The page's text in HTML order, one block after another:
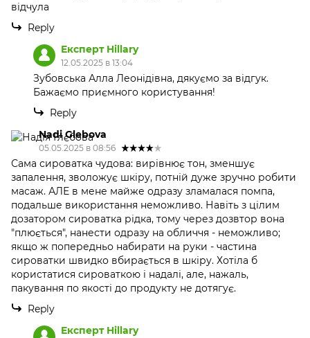
відчула
Reply
Експерт Hillary
12.05.2025 в 13:04
Зубовська Алла Леонідівна, дякуємо за відгук.
Бажаємо приємного користування!
Reply
Nadi Glebova
05.05.2025 в 08:56
Сама сироватка чудова: вирівнює тон, зменшує
запалення, зволожує шкіру, потній дуже зручно робити
масаж. АЛЕ в мене майже одразу зламалася помпа,
подальше використання неможливо. Навіть з цілим
дозатором сироватка рідка, тому через дозвтор вона
"плюється", нанести одразу на обличчя - неможливо;
якщо ж попередньо набирати на руки - частина
сироватки швидко вбирається в шкіру. Хотіла б
користатися сироваткою і надалі, але, нажаль,
пакування по якості до продукту не дотягує.
Reply
Експерт Hillary